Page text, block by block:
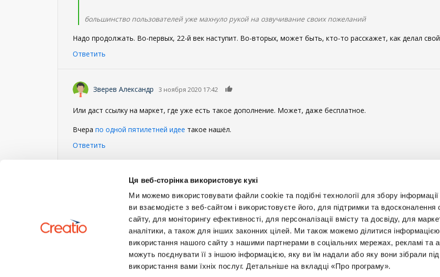
Ця веб-сторінка використовує кукі
Ми можемо використовувати файли cookie та подібні технології для збору
ви взаємодієте з веб-сайтом і використовуєте його, для підтримки та вдосконалення
сайту, для моніторингу ефективності, для персоналізації вмісту та досвіду, для
аналітики, а також для інших законних цілей. Ми також можемо ділитися
використання нашого сайту з нашими партнерами в соціальних мережах, рекламі та
можуть поєднувати її з іншою інформацією, яку ви їм надали або яку вони зібрали
використання вами їхніх послуг. Детальніше на вкладці «Про програму».
большинство пользователей уже махнуло рукой на озвучивание своих пожеланий
Надо продолжать. Во-первых, 22-й век наступит. Во-вторых, может быть, кто-то расскажет, как делал
Ответить
Зверев Александр 3 ноября 2020 17:42
Или даст ссылку на маркет, где уже есть такое дополнение. Может, даже бесплатное.
Вчера по одной пятилетней идее такое нашёл.
Ответить
+38